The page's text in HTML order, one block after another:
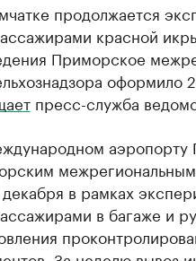
продолжается
красной
Приморское
оформило
пресс-служба
аэропорту
межрегиональным
в рамках
в багаже и